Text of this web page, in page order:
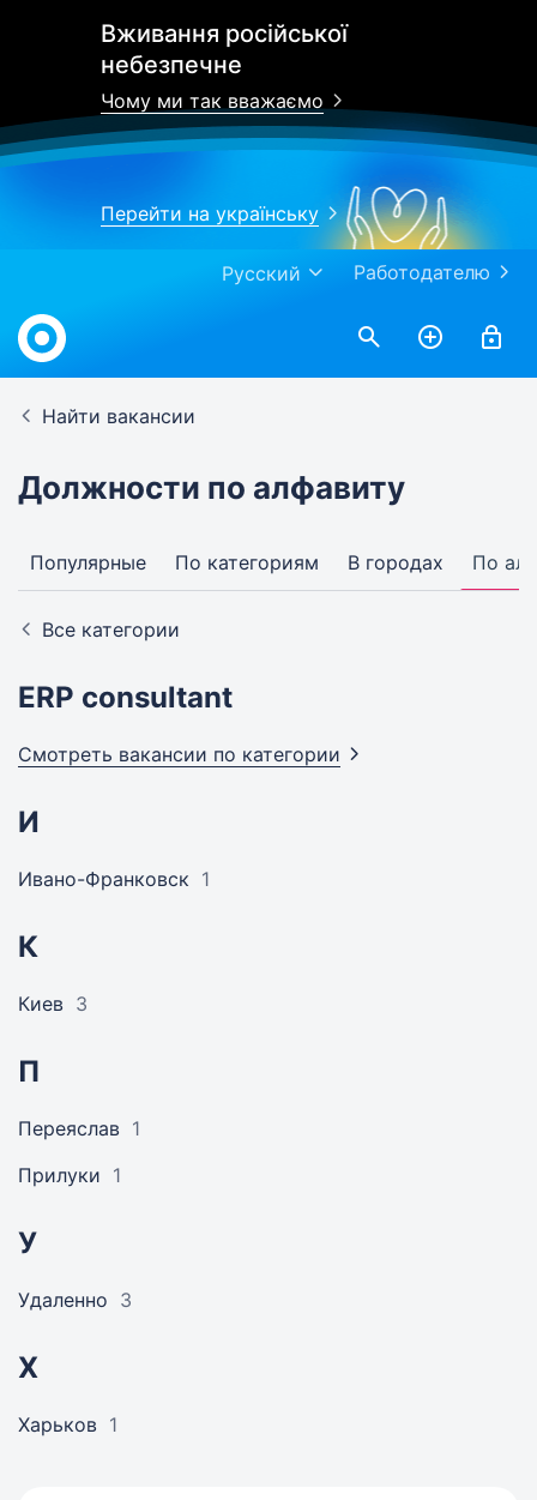
Вживання російської
небезпечне
Чому ми так вважаємо
Перейти на українську
Работодателю
Русский
Найти вакансии
Должности по алфавиту
Популярные По категориям В городах По
Все категории
ERP consultant
Смотреть вакансии по категории
И
Ивано-Франковск 1
К
Киев 3
П
Переяслав 1
Прилуки 1
У
Удаленно 3
Х
Харьков 1